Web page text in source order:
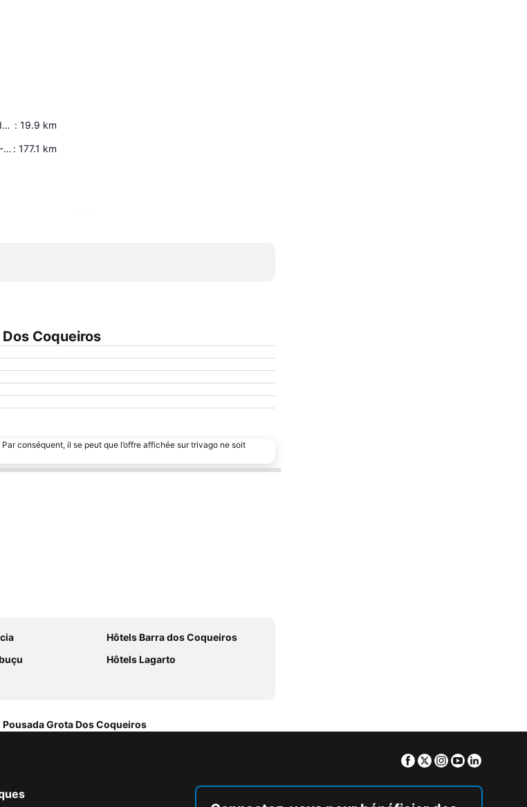
Estádio Municipal Policarpo Deniz de Rezende : 19.9 km
Aeroporto Internacional de Maceió - Zumbi dos Palmares : 177.1 km
Coqueiros
conséquent, il se peut que l’offre affichée sur trivago ne soit
Hôtels Barra dos Coqueiros
Hôtels Lagarto
Pousada Grota Dos Coqueiros
Facebook
TwitterInstagram
Youtube